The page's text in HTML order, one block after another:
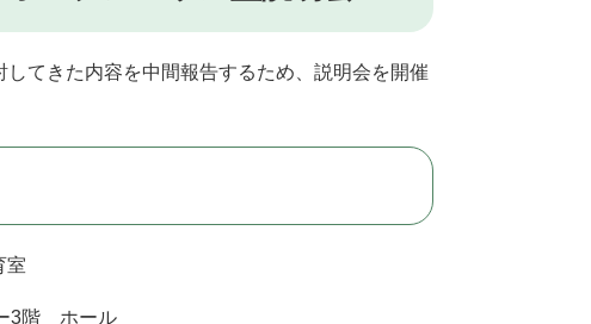
てきた内容を中間報告するため、説明会を開催
室
3階 ホール